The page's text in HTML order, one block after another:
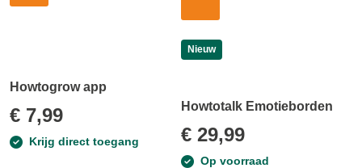
Howtogrow app
€ 7,99
Krijg direct toegang
Nieuw
Howtotalk Emotieborden
€ 29,99
Op voorraad